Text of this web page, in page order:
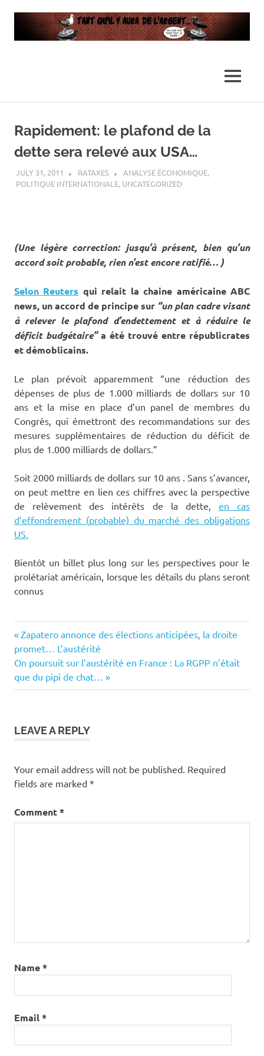
contentaura
de
pour
tout
le
monde
MENU
Rapidement: le plafond de la
dette sera relevé aux USA…
JULY 31, 2011 RATAXES ANALYSE ÉCONOMIQUE,
POLITIQUE INTERNATIONALE, UNCATEGORIZED
(Une légère correction: jusqu’à présent, bien qu’un
accord soit probable, rien n’est encore ratifié… )
Selon Reuters qui relait la chaine américaine ABC
news, un accord de principe sur “un plan cadre visant
à relever le plafond d’endettement et à réduire le
déficit budgétaire”a été trouvé entre républicrates
et démoblicains.
Le plan prévoit apparemment “une réduction des
dépenses de plus de 1.000 milliards de dollars sur 10
ans et la mise en place d’un panel de membres du
Congrès, qui émettront des recommandations sur des
mesures supplémentaires de réduction du déficit de
plus de 1.000 milliards de dollars.”
Soit 2000 milliards de dollars sur 10 ans . Sans s’avancer,
on peut mettre en lien ces chiffres avec la perspective
de relèvement des intérêts de la dette, en cas
d’effondrement (probable) du marché des obligations
US.
Bientôt un billet plus long sur les perspectives pour le
prolétariat américain, lorsque les détails du plans seront
connus
cessation
de
paiement
contre
crise
paiement
états-
Post
navigation
Previous
Post:
Zapatero annonce des élections anticipées, la droite
promet… L’austérité
Next
Post:
On poursuit sur l’austérité en France : La RGPP n’était
que du pipi de chat…
LEAVE A REPLY
Your email address will not be published. Required
fields are marked *
Comment*
Name*
Email*